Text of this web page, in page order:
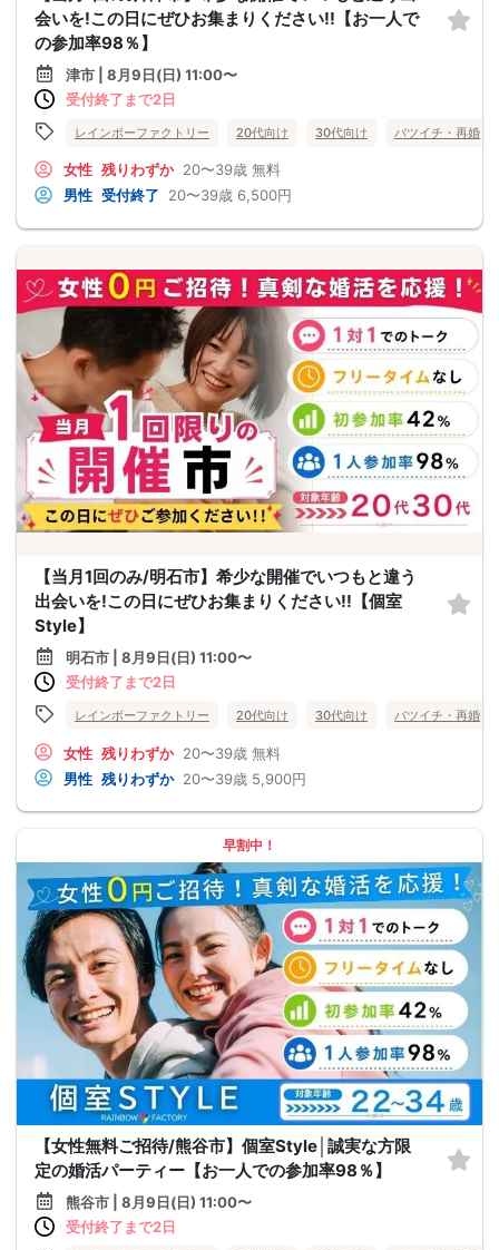
会いを!この日にぜひお集まりください!!【お一人で
の参加率98％】
津市 | 8月9日(日) 11:00〜
受付終了まで2日
レインボーファクトリー 20代向け 30代向け バツイチ・再婚
女性 残りわずか 20〜39歳 無料
男性 受付終了 20〜39歳 6,500円
【当月1回のみ/明石市】希少な開催でいつもと違う
出会いを!この日にぜひお集まりください!!【個室
Style】
明石市 | 8月9日(日) 11:00〜
受付終了まで2日
レインボーファクトリー 20代向け 30代向け バツイチ・再婚
女性 残りわずか 20〜39歳 無料
男性 残りわずか 20〜39歳 5,900円
早割中！
【女性無料ご招待/熊谷市】個室Style│誠実な方限
定の婚活パーティー【お一人での参加率98％】
熊谷市 | 8月9日(日) 11:00〜
受付終了まで2日